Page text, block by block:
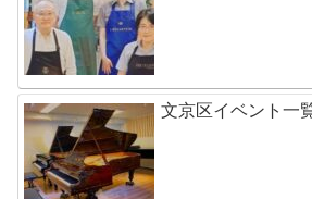
文京区イベント一